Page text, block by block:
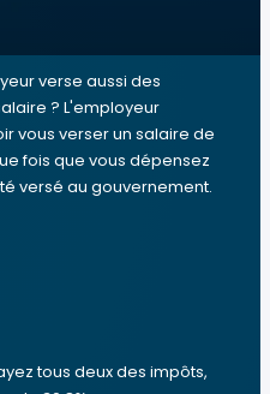
verse aussi des
? L'employeur
vous verser un salaire de
fois que vous dépensez
versé au gouvernement.
tous deux des impôts,